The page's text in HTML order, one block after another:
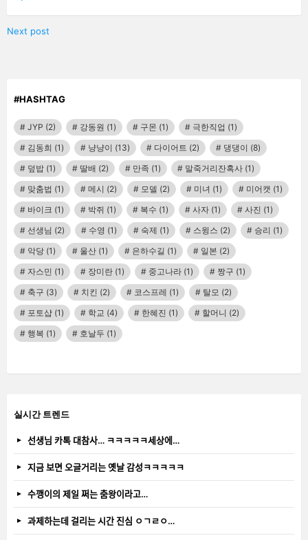
Next post
#HASHTAG
JYP (2) 강동원 (1) 구몬 (1) 극한직업 (1)
김동희 (1) 냥냥이 (13) 다이어트 (2) 댕댕이 (8)
덮밥 (1) 딸배 (2) 만족 (1) 말죽거리잔혹사 (1)
맞춤법 (1) 메시 (2) 모델 (2) 미녀 (1) 미어캣 (1)
바이크 (1) 박쥐 (1) 복수 (1) 사자 (1) 사진 (1)
선생님 (2) 수영 (1) 숙제 (1) 스윙스 (2) 승리 (1)
악당 (1) 울산 (1) 은하수길 (1) 일본 (2)
자스민 (1) 장미란 (1) 중고나라 (1) 짱구 (1)
축구 (3) 치킨 (2) 코스프레 (1) 탈모 (2)
포토샵 (1) 학교 (4) 한혜진 (1) 할머니 (2)
행복 (1) 호날두 (1)
실시간 트렌드
선생님 카톡 대참사… ㅋㅋㅋㅋㅋ세상에…
지금 보면 오글거리는 옛날 감성ㅋㅋㅋㅋㅋ
수깽이의 제일 쩌는 춤왕이라고…
과제하는데 걸리는 시간 진심 ㅇㄱㄹㅇ…